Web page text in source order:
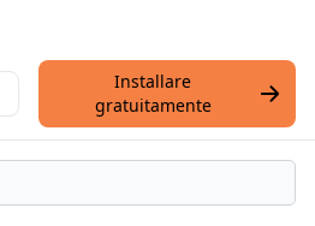
Installare
gratuitamente